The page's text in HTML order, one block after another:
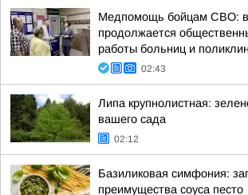
Медпомощь бойцам СВО: в
продолжается
работы больниц и
02:43
Липа крупнолистная:
вашего сада
02:12
Базиликовая симфония:
преимущества соуса песто